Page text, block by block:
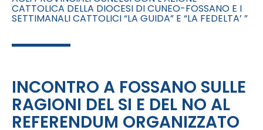
CATTOLICA DELLA DIOCESI DI CUNEO-FOSSANO E I
SETTIMANALI CATTOLICI “LA GUIDA” E “LA FEDELTA’ ”
INCONTRO A FOSSANO SULLE
RAGIONI DEL SI E DEL NO AL
REFERENDUM ORGANIZZATO